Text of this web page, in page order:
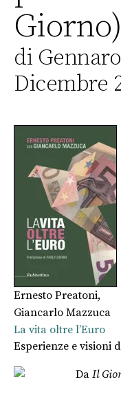
Giorno)
di
Dicembre
Ernesto Preatoni,
Giancarlo Mazzuca
La vita oltre l’Euro
Esperienze e visioni
Da Il